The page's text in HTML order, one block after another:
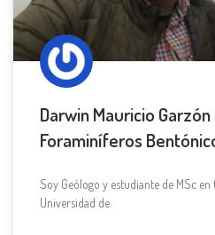
Darwin Mauricio Garzón
Foraminíferos
Soy Geólogo y estudiante de MSc
Universidad de